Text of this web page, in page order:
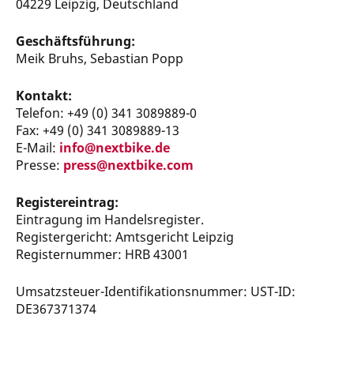
04229 Leipzig, Deutschland
Geschäftsführung:
Meik Bruhs, Sebastian Popp
Kontakt:
Telefon: +49 (0) 341 3089889-0
Fax: +49 (0) 341 3089889-13
E-Mail: info@nextbike.de
Presse: press@nextbike.com
Registereintrag:
Eintragung im Handelsregister.
Registergericht: Amtsgericht Leipzig
Registernummer: HRB 43001
Umsatzsteuer-Identifikationsnummer: UST-ID:
DE367371374